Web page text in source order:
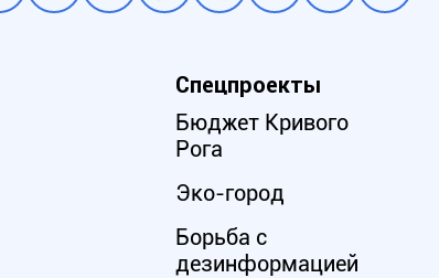
Спецпроекты
Бюджет Кривого
Рога
Эко-город
Борьба с
дезинформацией